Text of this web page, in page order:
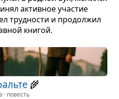
актив­ное уча­стие
труд­но­сти и про­дол­жил
кни­гой.
🌾
повесть